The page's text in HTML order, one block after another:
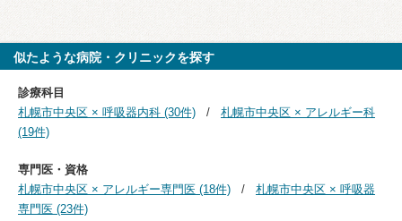
似たような病院・クリニックを探す
診療科目
札幌市中央区 × 呼吸器内科 (30件)
札幌市中央区 × アレルギー科
(19件)
専門医・資格
札幌市中央区 × アレルギー専門医 (18件)
札幌市中央区 × 呼吸器
専門医 (23件)